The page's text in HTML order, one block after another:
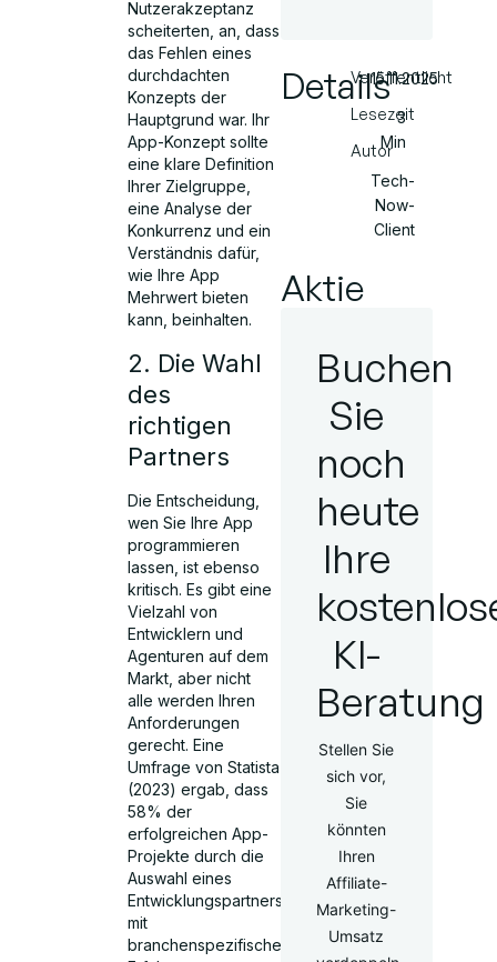
Nutzerakzeptanz
scheiterten, an, dass
das Fehlen eines
durchdachten
Konzepts der
Hauptgrund war. Ihr
App-Konzept sollte
eine klare Definition
Ihrer Zielgruppe,
eine Analyse der
Konkurrenz und ein
Verständnis dafür,
wie Ihre App
Mehrwert bieten
kann, beinhalten.
2. Die Wahl
des
richtigen
Partners
Die Entscheidung,
wen Sie Ihre App
programmieren
lassen, ist ebenso
kritisch. Es gibt eine
Vielzahl von
Entwicklern und
Agenturen auf dem
Markt, aber nicht
alle werden Ihren
Anforderungen
gerecht. Eine
Umfrage von Statista
(2023) ergab, dass
58% der
erfolgreichen App-
Projekte durch die
Auswahl eines
Entwicklungspartners
mit
branchenspezifischer
DetailsVeröffentlicht
Lesezeit
Autor
15.11.2025
3
Min
Tech-
Now-
Client
Aktie
Buchen
Sie
noch
heute
Ihre
KI-
Beratung
Stellen Sie
sich vor,
Sie
könnten
Ihren
Affiliate-
Marketing-
Umsatz